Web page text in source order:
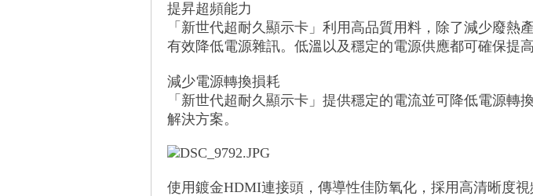
提昇超頻能力
「新世代超耐久顯示卡」利用高品質用料，除了減少廢
有效降低電源雜訊。低溫以及穩定的電源供應都可確保提高
減少電源轉換損耗
「新世代超耐久顯示卡」提供穩定的電流並可降低電源
解決方案。
使用鍍金HDMI連接頭，傳導性佳防氧化，採用高清晰度